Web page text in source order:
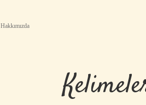
Hakkımızda